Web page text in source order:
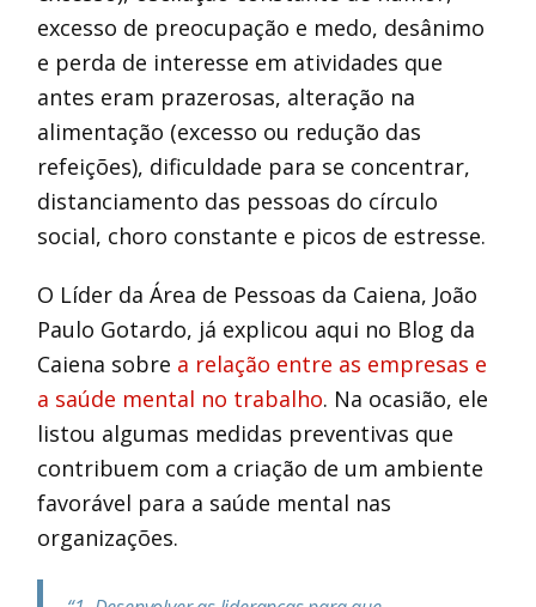
excesso de preocupação e medo, desânimo
e perda de interesse em atividades que
antes eram prazerosas, alteração na
alimentação (excesso ou redução das
refeições), dificuldade para se concentrar,
distanciamento das pessoas do círculo
social, choro constante e picos de estresse.
O Líder da Área de Pessoas da Caiena, João
Paulo Gotardo, já explicou aqui no Blog da
Caiena sobre a relação entre as empresas e
a saúde mental no trabalho. Na ocasião, ele
listou algumas medidas preventivas que
contribuem com a criação de um ambiente
favorável para a saúde mental nas
organizações.